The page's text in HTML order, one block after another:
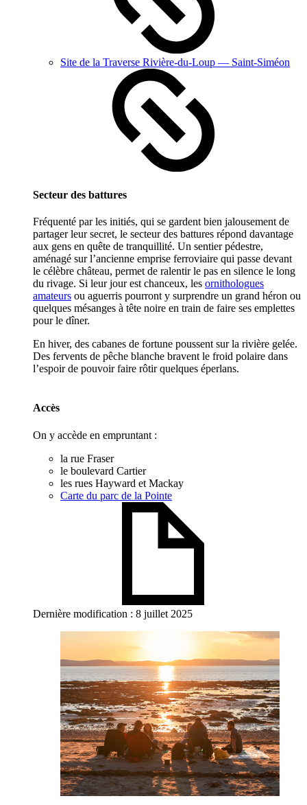
Site de la Traverse Rivière-du-Loup — Saint-Siméon
Secteur des battures
Fréquenté par les initiés, qui se gardent bien jalousement de
partager leur secret, le secteur des battures répond davantage
aux gens en quête de tranquillité. Un sentier pédestre,
aménagé sur l’ancienne emprise ferroviaire qui passe devant
le célèbre château, permet de ralentir le pas en silence le long
du rivage. Si leur jour est chanceux, les ornithologues
amateurs ou aguerris pourront y surprendre un grand héron ou
quelques mésanges à tête noire en train de faire ses emplettes
pour le dîner.
En hiver, des cabanes de fortune poussent sur la rivière gelée.
Des fervents de pêche blanche bravent le froid polaire dans
l’espoir de pouvoir faire rôtir quelques éperlans.
Accès
On y accède en empruntant :
la rue Fraser
le boulevard Cartier
les rues Hayward et Mackay
Carte du parc de la Pointe
Dernière modification : 8 juillet 2025